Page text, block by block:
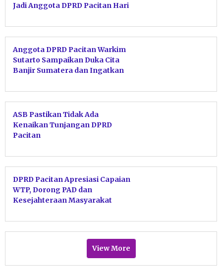
Jadi Anggota DPRD Pacitan Hari
Anggota DPRD Pacitan Warkim
Sutarto Sampaikan Duka Cita
Banjir Sumatera dan Ingatkan
ASB Pastikan Tidak Ada
Kenaikan Tunjangan DPRD
Pacitan
DPRD Pacitan Apresiasi Capaian
WTP, Dorong PAD dan
Kesejahteraan Masyarakat
View More